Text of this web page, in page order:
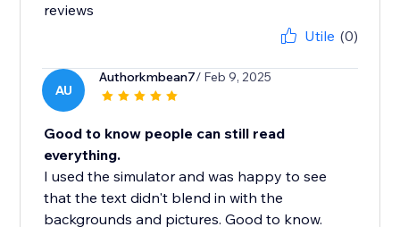
reviews
Utile (0)
AU
Authorkmbean7/ Feb 9, 2025
Good to know people can still read
everything.
I used the simulator and was happy to see
that the text didn't blend in with the
backgrounds and pictures. Good to know.